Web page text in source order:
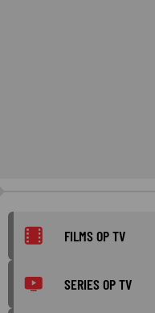
FILMS OP TV
SERIES OP TV